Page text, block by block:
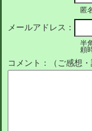
匿
メールアドレス：
半
頼
コメント：（ご感想・